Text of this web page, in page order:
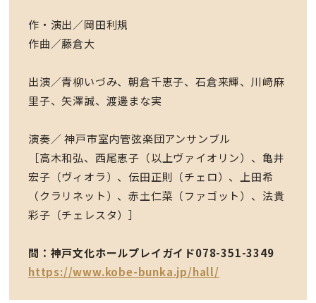
作・演出／岡田利規
作曲／藤倉大
出演／青柳いづみ、朝倉千恵子、石倉来輝、川﨑麻
里子、矢澤誠、渡邊まな実
演奏／ 神戸市室内管弦楽団アンサンブル
［高木和弘、西尾恵子（以上ヴァイオリン）、亀井
宏子（ヴィオラ）、伝田正則（チェロ）、上田希
（クラリネット）、赤土仁菜（ファゴット）、法貴
彩子（チェレスタ）］
問：神戸文化ホールプレイガイド078-351-3349
https://www.kobe-bunka.jp/hall/